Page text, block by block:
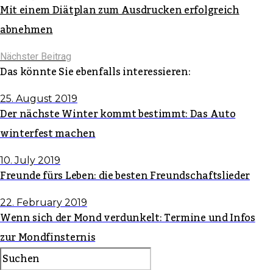
Mit einem Diätplan zum Ausdrucken erfolgreich
abnehmen
Nächster Beitrag
Das könnte Sie ebenfalls interessieren:
25. August 2019
Der nächste Winter kommt bestimmt: Das Auto
winterfest machen
10. July 2019
Freunde fürs Leben: die besten Freundschaftslieder
22. February 2019
Wenn sich der Mond verdunkelt: Termine und Infos
zur Mondfinsternis